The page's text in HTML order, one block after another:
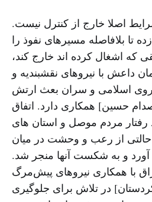
اصلا خارج از کنترل نیست.
تا بلافاصله مسیرهای نفوذ را
که اشغال کرده اند خارج کند،
داعش با نیروهای نقشبندیه و
اسلامی و سران بعث ارتش
حسین] همکاری دارد. اتفاق
مردم موصل و استان های
از رعب و وحشت در میان
آورد و به شکست آنها منجر شد.
با همکاری نیروهای پیش‌مرگ
در تلاش برای جلوگیری